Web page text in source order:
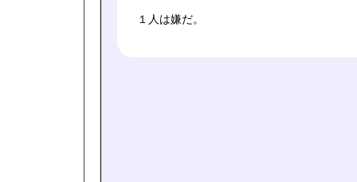
１人は嫌だ。